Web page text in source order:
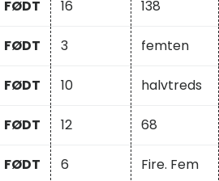
FØDT 16 138
FØDT 3 femten
FØDT 10 halvtreds
FØDT 12 68
FØDT 6 Fire. Fem